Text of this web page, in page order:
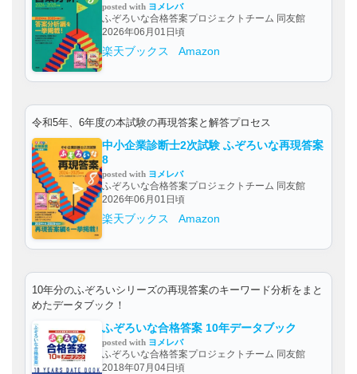
posted with ヨメレバ
ふぞろいな合格答案プロジェクトチーム 同友館
2026年06月01日頃
楽天ブックス Amazon
令和5年、6年度の本試験の再現答案と解答プロセス
中小企業診断士2次試験 ふぞろいな再現答案
8
posted with ヨメレバ
ふぞろいな合格答案プロジェクトチーム 同友館
2026年06月01日頃
楽天ブックス Amazon
10年分のふぞろいシリーズの再現答案のキーワード分析をまと
めたデータブック！
ふぞろいな合格答案 10年データブック
posted with ヨメレバ
ふぞろいな合格答案プロジェクトチーム 同友館
2018年07月04日頃